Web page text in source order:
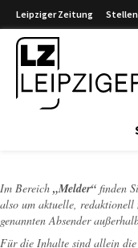
Leipziger Zeitung
Im Bereich „Melder“ finden
also um aktuelle,
genannten Absender
Für die Inhalte sind allein die